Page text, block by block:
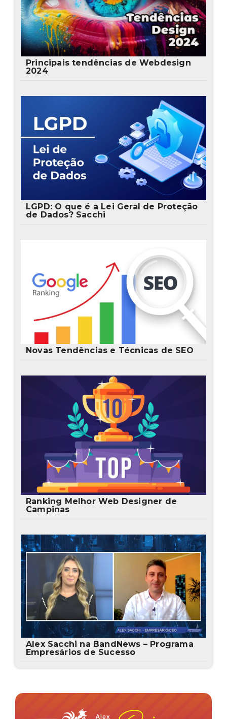
Principais tendências de Webdesign
2024
LGPD: O que é a Lei Geral de Proteção
de Dados? Sacchi
Novas Tendências e Técnicas de SEO
Ranking Melhor Web Designer de
Campinas
Alex Sacchi na BandNews – Programa
Empresários de Sucesso